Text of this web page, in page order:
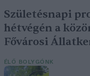
Születésnapi
hétvégén a
Fővárosi
ÉLŐ BOLYGÓNK